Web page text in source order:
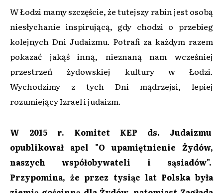
W Łodzi mamy szczęście, że tutejszy rabin jest osobą
niesłychanie inspirującą, gdy chodzi o przebieg
kolejnych Dni Judaizmu. Potrafi za każdym razem
pokazać jakąś inną, nieznaną nam wcześniej
przestrzeń żydowskiej kultury w Łodzi.
Wychodzimy z tych Dni mądrzejsi, lepiej
rozumiejący Izrael i judaizm.
W 2015 r. Komitet KEP ds. Judaizmu
opublikował apel "O upamiętnienie Żydów,
naszych współobywateli i sąsiadów".
Przypomina, że przez tysiąc lat Polska była